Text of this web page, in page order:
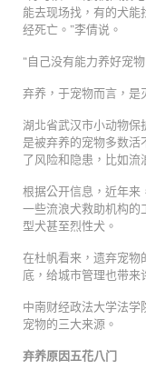
能去现场找，有的犬能
经死亡。”李倩说。
“自己没有能力养好宠
弃养，于宠物而言，是
湖北省武汉市小动物保
是被弃养的宠物多数
了风险和隐患，比如流
根据公开信息，近年来
一些流浪犬救助机构的
型犬甚至烈性犬。
在杜帆看来，遗弃宠物
底，给城市管理也带来
中南财经政法大学法学
宠物的三大来源。
弃养原因五花八门